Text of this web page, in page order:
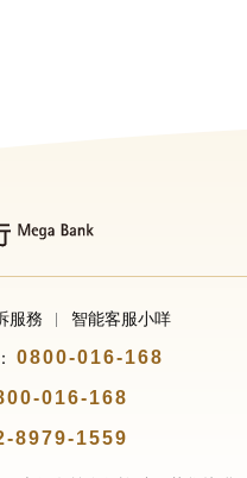
服務 智能客服小咩
0800-016-168
016-168
8979-1559